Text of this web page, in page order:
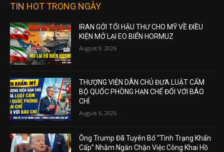
TIN HOT TRONG NGÀY
IRAN GỞI TỐI HẬU THƯ CHO MỸ VỀ ĐIỀU
KIỆN MỞ LẠI EO BIỂN HORMUZ
August 9, 2026
THƯỢNG VIỆN DÂN CHỦ ĐƯA LUẬT CẤM
BỘ QUỐC PHÒNG HẠN CHẾ ĐỐI VỚI BÁO
CHÍ
August 6, 2026
Ông Trump Đã Tuyên Bố “Tình Trạng Khẩn
Cấp” Nhằm Ngăn Chặn Việc Công Khai Hồ